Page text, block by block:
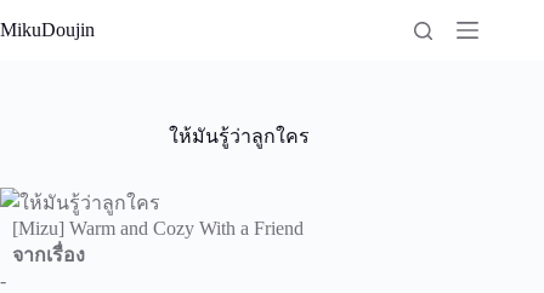
to
MikuDoujin
ให้มันรู้ว่าลูกใคร
[Mizu] Warm and Cozy With a Friend
จากเรื่อง
-